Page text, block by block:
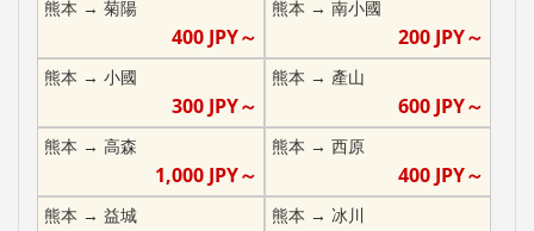
熊本 → 菊陽
400JPY～
熊本 → 南小國
200 JPY～
熊本 → 小國
300JPY～
熊本 → 產山
600 JPY～
熊本 → 高森
1,000JPY～
熊本 → 西原
400 JPY～
熊本 → 益城 熊本 → 冰川